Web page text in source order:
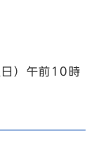
）午前10時